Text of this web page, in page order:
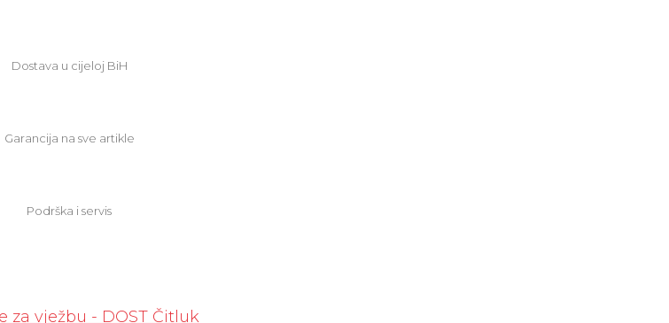
Dostava u cijeloj BiH
Garancija na sve artikle
Podrška i servis